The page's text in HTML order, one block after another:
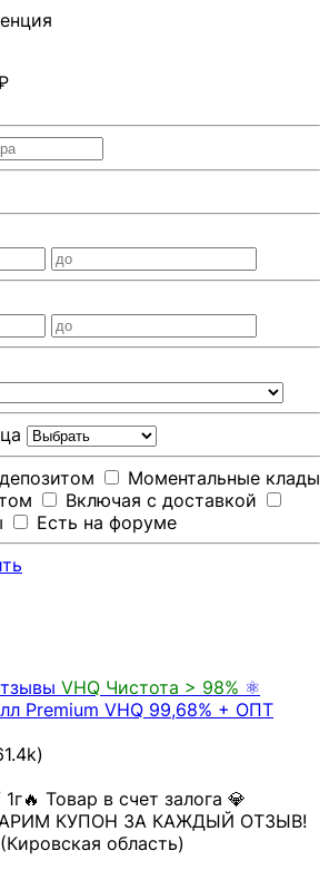
Моментальные клады
Включая с доставкой
Есть на форуме
VHQ Чистота > 98% ⚛️
Premium VHQ 99,68% + ОПТ
Товар в счет залога 💎
КУПОН ЗА КАЖДЫЙ ОТЗЫВ!
область)